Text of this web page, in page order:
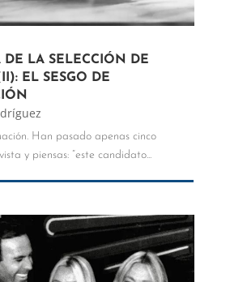
DE LA SELECCIÓN DE
EL SESGO DE
Han pasado apenas cinco
y piensas: “este candidato...